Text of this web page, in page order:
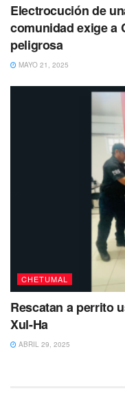
Electrocución de
comunidad exige a
peligrosa
MAYO 21, 2025
CHETUMAL
Rescatan a perrito
Xul-Ha
ABRIL 29, 2025